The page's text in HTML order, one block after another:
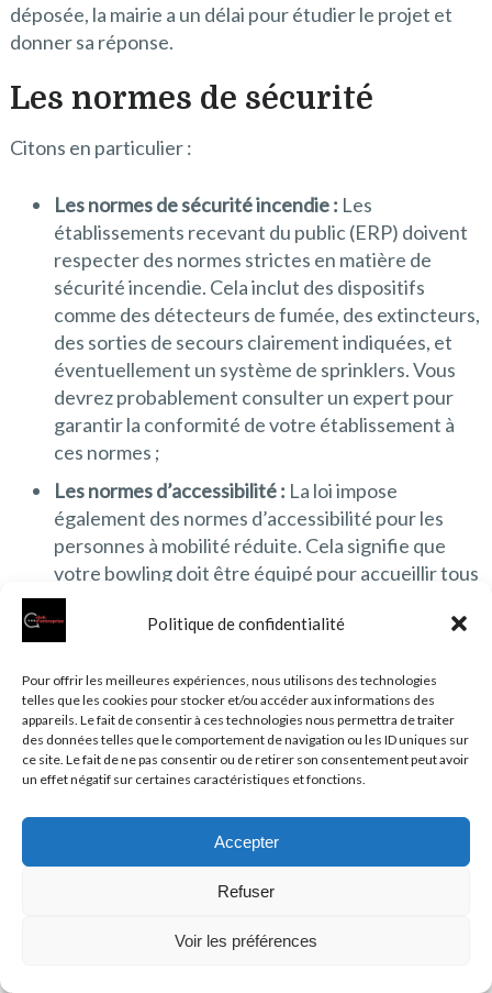
Politique de confidentialité
Pour offrir les meilleures expériences, nous utilisons des technologies
telles que les cookies pour stocker et/ou accéder aux informations des
appareils. Le fait de consentir à ces technologies nous permettra de traiter
des données telles que le comportement de navigation ou les ID uniques sur
ce site. Le fait de ne pas consentir ou de retirer son consentement peut avoir
un effet négatif sur certaines caractéristiques et fonctions.
Accepter
Refuser
Voir les préférences
déposée, la mairie a un délai pour étudier le projet et
donner sa réponse.
Les normes de sécurité
Citons en particulier :
Les normes de sécurité incendie : Les
établissements recevant du public (ERP) doivent
respecter des normes strictes en matière de
sécurité incendie. Cela inclut des dispositifs
comme des détecteurs de fumée, des extincteurs,
des sorties de secours clairement indiquées, et
éventuellement un système de sprinklers. Vous
devrez probablement consulter un expert pour
garantir la conformité de votre établissement à
ces normes ;
Les normes d’accessibilité : La loi impose
également des normes d’accessibilité pour les
personnes à mobilité réduite. Cela signifie que
votre bowling doit être équipé pour accueillir tous
les types de clients, y compris ceux qui utilisent
des fauteuils roulants ou ont d’autres besoins
adaptées et d’autres aménagements pourraient
être nécessaires.
La formation et le
personnel du bowling
en marketing. Vous devrez aussi envisager d’élargir